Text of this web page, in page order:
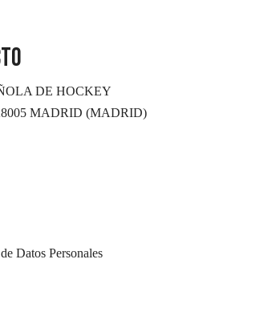
DE HOCKEY
MADRID (MADRID)
Datos Personales